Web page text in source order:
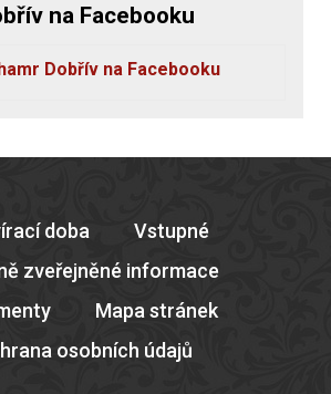
na Facebooku
Dobřív na Facebooku
doba
Vstupné
zveřejněné informace
Mapa stránek
osobních údajů